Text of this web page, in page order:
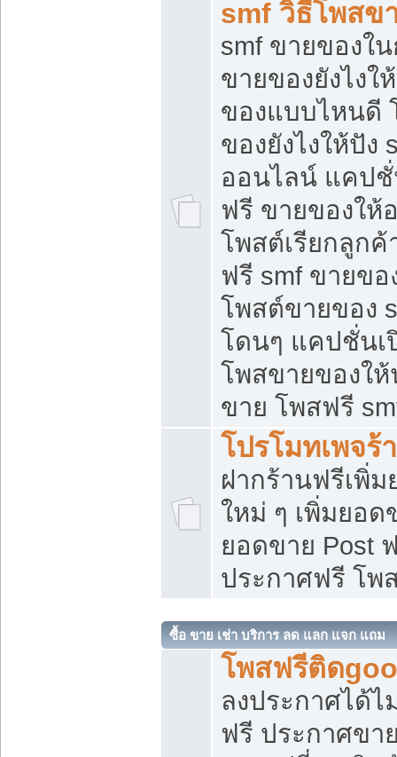
smf วิธีโพสข
smf ขายของใ
ขายของยังไง
ของแบบไหนดี
ของยังไงให้ปั
ออนไลน์ แคป
ฟรี ขายของให้
โพสต์เรียกลูกค้
ฟรี smf ขายขอ
โพสต์ขายของ
โดนๆ แคปชั่นเ
โพสขายของใ
ขาย โพสฟรี
โปรโมทเพจร้
ฝากร้านฟรีเพิ่
ใหม่ ๆ เพิ่มยอด
ยอดขาย Post
ประกาศฟรี โพ
ซื้อ ขาย เช่า บริการ ลด แลก แจก แถม
โพสฟรีติด
ลงประกาศได้
ฟรี ประกาศข